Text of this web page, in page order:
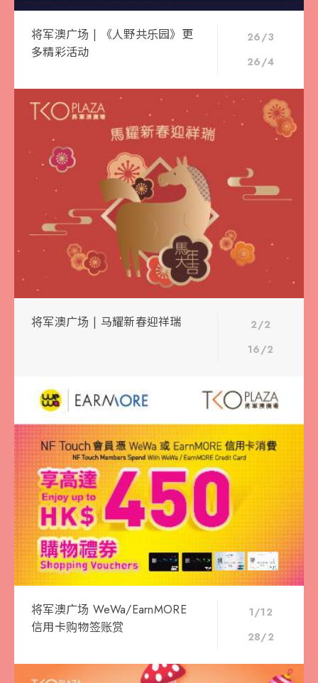
将军澳广场 | 《人野共乐园》更
多精彩活动
26/3
26/4
将军澳广场 | 马耀新春迎祥瑞
2/2
16/2
将军澳广场 WeWa/EarnMORE
信用卡购物签账赏
1/12
28/2